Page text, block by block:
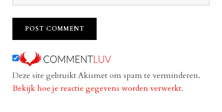
Deze site gebruikt Akismet om spam te verminderen.
Bekijk hoe je reactie gegevens worden verwerkt.